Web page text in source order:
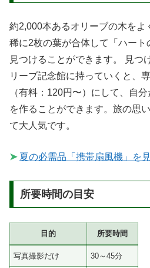
約2,000本あるオリーブの木をよ
稀に2枚の葉が合体して「ハー
見つけることができます。 見つ
リーブ記念館に持っていくと、
（有料：120円〜）にして、自
を作ることができます。旅の思
て大人気です。
➤ 夏の必需品「携帯扇風機」を
所要時間の目安
目的 所要時間
写真撮影だけ 30～45分